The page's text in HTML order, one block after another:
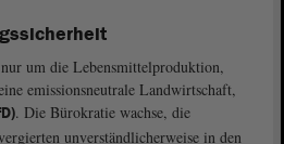
um die Lebensmittelproduktion,
emissionsneutrale Landwirtschaft,
. Die Bürokratie wachse, die
unverständlicherweise in den